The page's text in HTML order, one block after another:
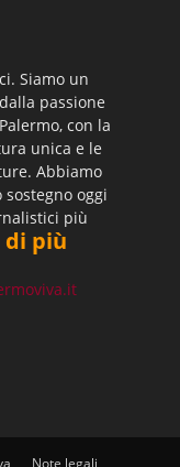
Siamo un
passione
con la
unica e le
Abbiamo
oggi
più
di più
Note legali